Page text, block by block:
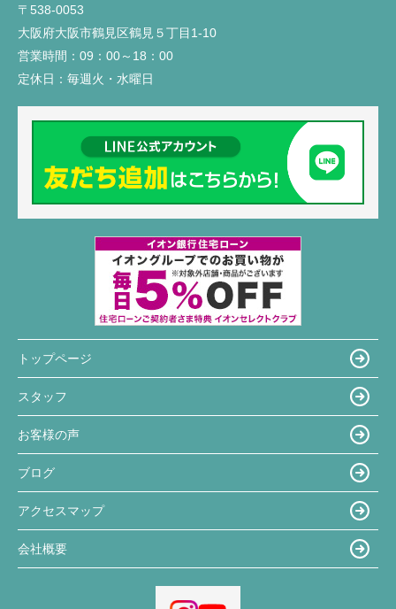
〒538-0053
大阪府大阪市鶴見区鶴見５丁目1-10
営業時間： 09：00～18：00
定休日： 毎週火・水曜日
トップページ
スタッフ
お客様の声
ブログ
アクセスマップ
会社概要